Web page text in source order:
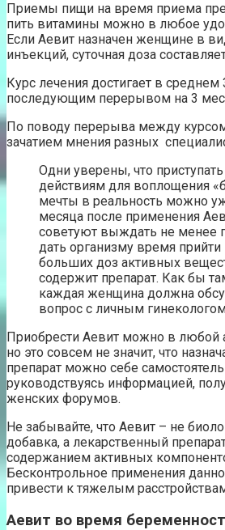
Приемы пищи на время приема
пить витамины можно в любое
Если Аевит назначен женщине в
инъекций, суточная доза
Курс лечения достигает в среднем
последующим перерывом на 3
По поводу перерыва между
зачатием мнения разных
Одни уверены, что
действиям для воплощения
мечты в реальность можно
месяца после применения
советуют выждать не менее
дать организму время прийти
больших доз активных
содержит препарат. Как бы
каждая женщина должна
вопрос с личным
Приобрести Аевит можно в любой
но это совсем не значит, что
препарат можно себе
руководствуясь информацией,
женских форумов.
Не забывайте, что Аевит – не
добавка, а лекарственный
содержанием активных
Бесконтрольное применения
привести к тяжелым
Аевит во время